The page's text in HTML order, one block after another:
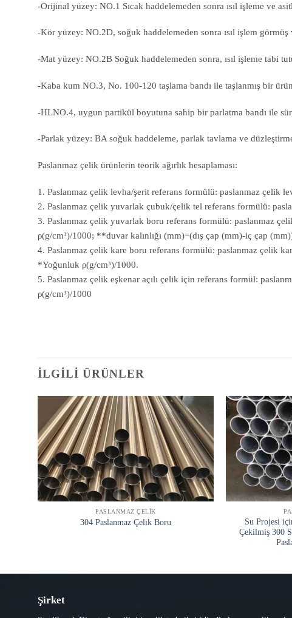
-Orijinal yüzey: NO.1 Sıcak haddelemeden sonra ısıl işleme ve
-Kör yüzey: NO.2D, soğuk haddelemeden sonra ısıl işlem
-Mat yüzey: NO.2B Soğuk haddelemeden sonra, ısıl işleme tabi
-Kaba kum NO.3, No. 100-120 taşlama bandı ile taşlanmış bir
-HLNO.4, uygun partikül boyutuna sahip bir parlatma bandı ile
-Parlak yüzey: BA soğuk haddeleme, parlak tavlama ve
Paslanmaz çelik ürünlerin teorik ağırlık hesaplaması:
1. Paslanmaz çelik levha/şerit referans formülü: paslanmaz çelik
2. Paslanmaz çelik yuvarlak çubuk/çelik tel referans formülü:
3. Paslanmaz çelik yuvarlak boru referans formülü: paslanmaz
ρ(g/cm³)/1000; **duvar kalınlığı (mm)=(dış çap (mm)-iç çap
4. Paslanmaz çelik kare boru referans formülü: paslanmaz çelik
*Yoğunluk ρ(g/cm³)/1000.
5. Paslanmaz çelik eşkenar açılı çelik için referans formül:
ρ(g/cm³)/1000
İLGILI ÜRÜNLER
PASLANMAZ ÇELIK
304 Paslanmaz Çelik Boru
Su Projesi
Çekilmiş 300
Şirket